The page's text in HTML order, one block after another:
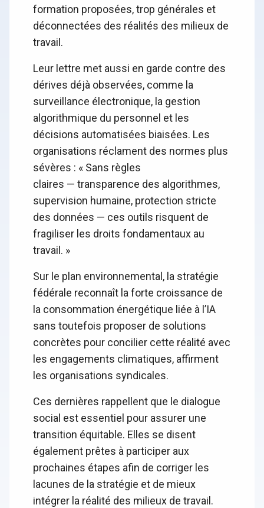
formation proposées, trop générales et
déconnectées des réalités des milieux de
travail.
Leur lettre met aussi en garde contre des
dérives déjà observées, comme la
surveillance électronique, la gestion
algorithmique du personnel et les
décisions automatisées biaisées. Les
organisations réclament des normes plus
sévères : « Sans règles
claires — transparence des algorithmes,
supervision humaine, protection stricte
des données — ces outils risquent de
fragiliser les droits fondamentaux au
travail. »
Sur le plan environnemental, la stratégie
fédérale reconnaît la forte croissance de
la consommation énergétique liée à l’IA
sans toutefois proposer de solutions
concrètes pour concilier cette réalité avec
les engagements climatiques, affirment
les organisations syndicales.
Ces dernières rappellent que le dialogue
social est essentiel pour assurer une
transition équitable. Elles se disent
également prêtes à participer aux
prochaines étapes afin de corriger les
lacunes de la stratégie et de mieux
intégrer la réalité des milieux de travail.